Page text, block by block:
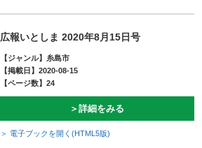
広報いとしま 2020年8月15日号
【ジャンル】糸島市
【掲載日】2020-08-15
【ページ数】24
＞詳細をみる
＞ 電子ブックを開く(HTML5版)